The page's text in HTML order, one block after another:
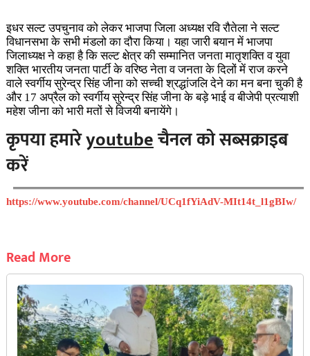
इधर सल्ट उपचुनाव को लेकर भाजपा जिला अध्यक्ष रवि रौतेला ने सल्ट
विधानसभा के सभी मंडलो का दौरा किया। यहा जारी बयान में भाजपा
जिलाध्यक्ष ने कहा है कि सल्ट क्षेत्र की सम्मानित जनता मातृशक्ति व युवा
शक्ति भारतीय जनता पार्टी के वरिष्ठ नेता व जनता के दिलों में राज करने
वाले स्वर्गीय सुरेन्द्र सिंह जीना को सच्ची श्रद्धांजलि देने का मन बना चुकी है
और 17 अप्रैल को स्वर्गीय सुरेन्द्र सिंह जीना के बड़े भाई व बीजेपी प्रत्याशी
महेश जीना को भारी मतों से विजयी बनायेंगे।
कृपया हमारेyoutubeचैनल को सब्सक्राइब
करें
https://www.youtube.com/channel/UCq1fYiAdV-MIt14t_l1gBIw/
Read More